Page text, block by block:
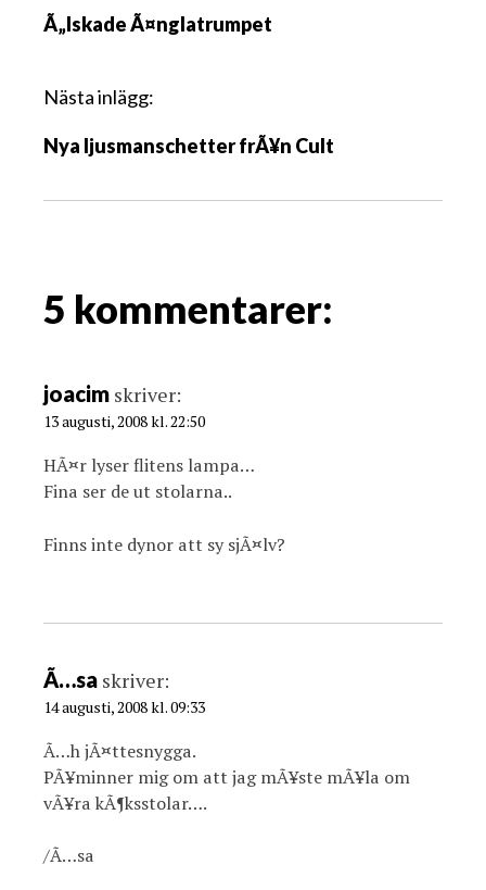
l
g
s
a
g
a
i
o
Ã„lskade Ã¤nglatrumpet
Nästa inlägg:
Nya ljusmanschetter frÃ¥n Cult
5 kommentarer:
joacim skriver:
13 augusti, 2008 kl. 22:50
HÃ¤r lyser flitens lampa…
Fina ser de ut stolarna..
Finns inte dynor att sy sjÃ¤lv?
Ã…sa skriver:
14 augusti, 2008 kl. 09:33
Ã…h jÃ¤ttesnygga.
PÃ¥minner mig om att jag mÃ¥ste mÃ¥la om
vÃ¥ra kÃ¶ksstolar….
/Ã…sa